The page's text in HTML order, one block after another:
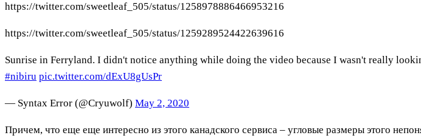
https://twitter.com/sweetleaf_505/status/1258978886466953216
https://twitter.com/sweetleaf_505/status/1259289524422639616
Sunrise in Ferryland. I didn't notice anything while doing the video because I wasn't really
#nibiru pic.twitter.com/dExU8gUsPr
— Syntax Error (@Cryuwolf) May 2, 2020
Причем, что еще еще интересно из этого канадского сервиса – угловые размеры этого